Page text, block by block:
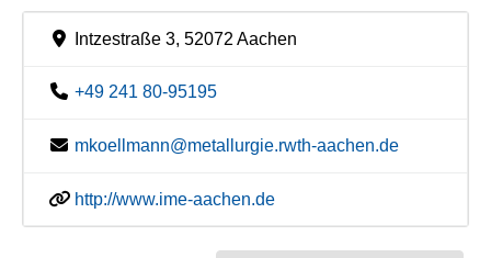
Intzestraße 3, 52072 Aachen
+49 241 80-95195
mkoellmann@metallurgie.rwth-aachen.de
http://www.ime-aachen.de